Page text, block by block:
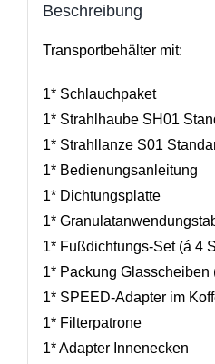
Beschreibung
Transportbehälter mit:
1* Schlauchpaket
1* Strahlhaube SH01
1* Strahllanze S01
1* Bedienungsanleitung
1* Dichtungsplatte
1*
1* Fußdichtungs-Set (á 4
1* Packung Glasscheiben
1* SPEED-Adapter im
1* Filterpatrone
1* Adapter Innenecken